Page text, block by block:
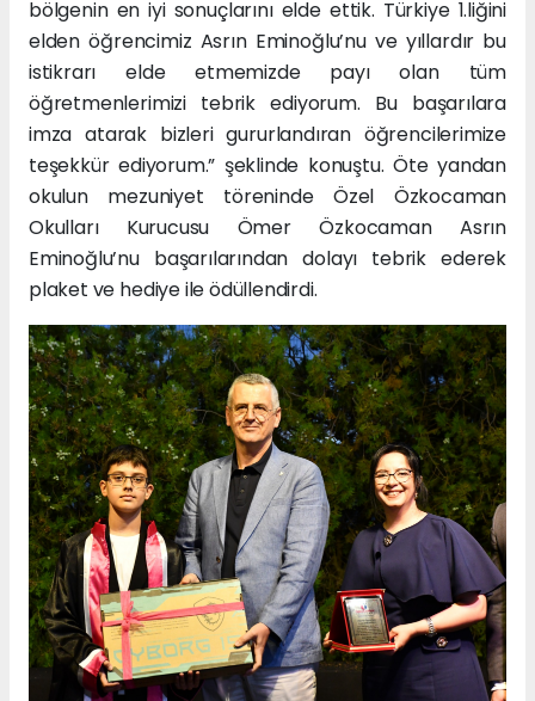
bölgenin en iyi sonuçlarını elde ettik. Türkiye 1.liğini
elden öğrencimiz Asrın Eminoğlu’nu ve yıllardır bu
istikrarı elde etmemizde payı olan tüm
öğretmenlerimizi tebrik ediyorum. Bu başarılara
imza atarak bizleri gururlandıran öğrencilerimize
teşekkür ediyorum.” şeklinde konuştu. Öte yandan
okulun mezuniyet töreninde Özel Özkocaman
Okulları Kurucusu Ömer Özkocaman Asrın
Eminoğlu’nu başarılarından dolayı tebrik ederek
plaket ve hediye ile ödüllendirdi.